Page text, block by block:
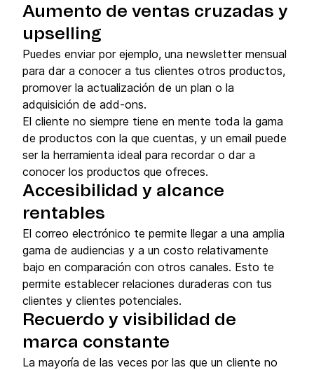
Aumento de ventas cruzadas y
upselling
Puedes enviar por ejemplo, una newsletter mensual
para dar a conocer a tus clientes otros productos,
promover la actualización de un plan o la
adquisición de add-ons.
El cliente no siempre tiene en mente toda la gama
de productos con la que cuentas, y un email puede
ser la herramienta ideal para recordar o dar a
conocer los productos que ofreces.
Accesibilidad y alcance
rentables
El correo electrónico te permite llegar a una amplia
gama de audiencias y a un costo relativamente
bajo en comparación con otros canales. Esto te
permite establecer relaciones duraderas con tus
clientes y clientes potenciales.
Recuerdo y visibilidad de
marca constante
La mayoría de las veces por las que un cliente no